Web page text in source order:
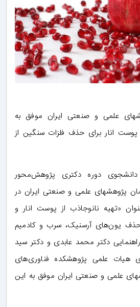
علمی و صنعتی ایران موفق به
انار برای حذف فلزات سنگین از
دوره دکتری پژوهش‌محور
پژوهشهای علمی و صنعتی ایران در
«تهیه نانوجاذب از پوست انار و
حذف یون‌های آرسنیک، سرب و کادمیم
دکتر محمد عابدی و دکتر سید
هیات علمی پژوهشکده فناوری‌های
علمی و صنعتی ایران موفق به این